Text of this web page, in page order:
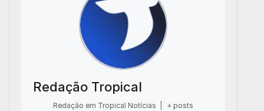
Redação Tropical
Redação em Tropical Notícias + posts